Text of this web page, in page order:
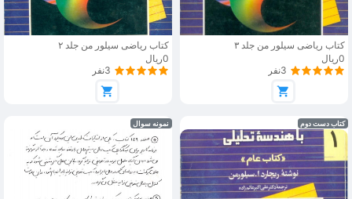
کتاب ریاضی سیلور من جلد ۳
0ریال
3نفر
کتاب ریاضی سیلور من جلد ۲
0ریال
3نفر
کتاب دست دوم نمونه سوال